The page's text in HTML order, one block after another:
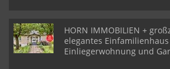
HORN IMMOBILIEN +
elegantes
Einliegerwohnung und